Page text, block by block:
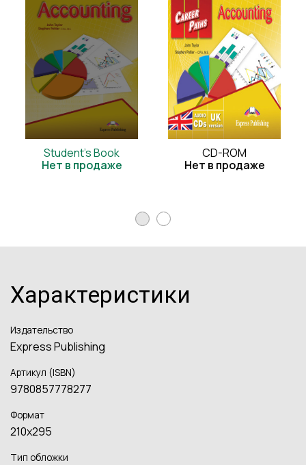
Student's Book
Нет в продаже
CD-ROM
Нет в продаже
Характеристики
Издательство
Express Publishing
Артикул (ISBN)
9780857778277
Формат
210x295
Тип обложки